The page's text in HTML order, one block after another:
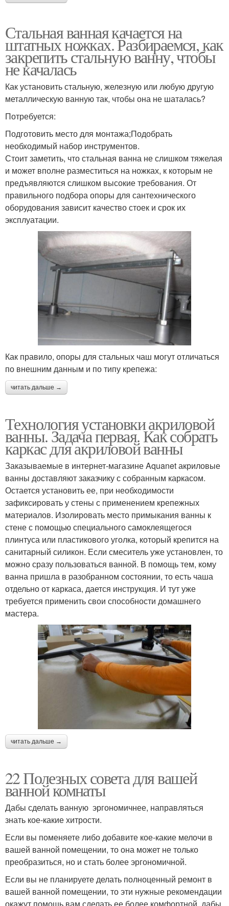
Стальная ванная качается на
штатных ножках. Разбираемся, как
закрепить стальную ванну, чтобы
не качалась
Как установить стальную, железную или любую другую
металлическую ванную так, чтобы она не шаталась?
Потребуется:
Подготовить место для монтажа;Подобрать
необходимый набор инструментов.
Стоит заметить, что стальная ванна не слишком тяжелая
и может вполне разместиться на ножках, к которым не
предъявляются слишком высокие требования. От
правильного подбора опоры для сантехнического
оборудования зависит качество стоек и срок их
эксплуатации.
Как правило, опоры для стальных чаш могут отличаться
по внешним данным и по типу крепежа:
читать дальше →
Технология установки акриловой
ванны. Задача первая. Как собрать
каркас для акриловой ванны
Заказываемые в интернет-магазине Aquanet акриловые
ванны доставляют заказчику с собранным каркасом.
Остается установить ее, при необходимости
зафиксировать у стены с применением крепежных
материалов. Изолировать место примыкания ванны к
стене с помощью специального самоклеящегося
плинтуса или пластикового уголка, который крепится на
санитарный силикон. Если смеситель уже установлен, то
можно сразу пользоваться ванной. В помощь тем, кому
ванна пришла в разобранном состоянии, то есть чаша
отдельно от каркаса, дается инструкция. И тут уже
требуется применить свои способности домашнего
мастера.
читать дальше →
22 Полезных совета для вашей
ванной комнаты
Дабы сделать ванную эргономичнее, направляться
знать кое-какие хитрости.
Если вы поменяете либо добавите кое-какие мелочи в
вашей ванной помещении, то она может не только
преобразиться, но и стать более эргономичной.
Если вы не планируете делать полноценный ремонт в
вашей ванной помещении, то эти нужные рекомендации
окажут помощь вам сделать ее более комфортной, дабы